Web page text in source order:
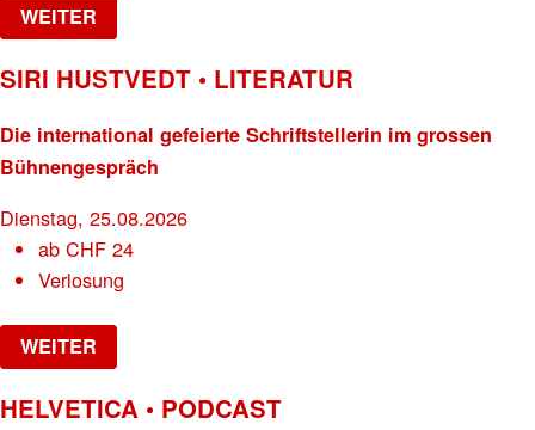
WEITER
SIRI HUSTVEDT • LITERATUR
Die international gefeierte Schriftstellerin im grossen
Bühnengespräch
Dienstag, 25.08.2026
abCHF 24
Verlosung
WEITER
HELVETICA • PODCAST